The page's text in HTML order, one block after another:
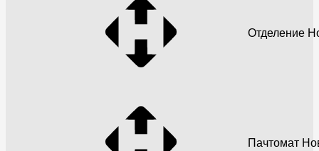
Отделение
Пачтомат